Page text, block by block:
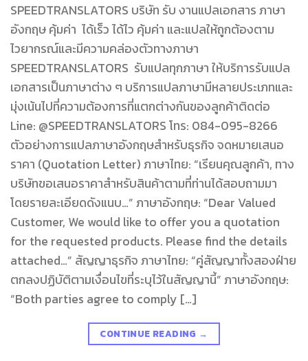
SPEEDTRANSLATORS บริษัท รับ งานแปลเอกสาร ภาษา
อังกฤษ คุ้มค่า ได้เร็ว ได้ไว คุ้มค่า และแปลให้ถูกต้องตาม
ไวยากรณ์และมีความคล่องตัวทางภาษา
SPEEDTRANSLATORS รับแปลทุกภาษา ให้บริการรับแปล
เอกสารเป็นภาษาต่าง ๆ บริการแปลภาษามีหลายประเภทและ
มุ่งเน้นไปที่ความต้องการที่แตกต่างกันของลูกค้าติดต่อ
Line: @SPEEDTRANSLATORS โทร: 084-095-8266
ตัวอย่างการแปลภาษาอังกฤษสำหรับธุรกิจ จดหมายเสนอ
ราคา (Quotation Letter) ภาษาไทย: “เรียนคุณลูกค้า, ทาง
บริษัทขอเสนอราคาสำหรับสินค้าตามที่ท่านได้สอบถามมา
โดยรายละเอียดดังแนบ…” ภาษาอังกฤษ: “Dear Valued
Customer, We would like to offer you a quotation
for the requested products. Please find the details
attached…” สัญญาธุรกิจ ภาษาไทย: “คู่สัญญาทั้งสองฝ่าย
ตกลงปฏิบัติตามเงื่อนไขที่ระบุไว้ในสัญญานี้” ภาษาอังกฤษ:
“Both parties agree to comply […]
CONTINUE READING →